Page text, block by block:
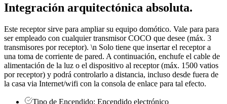
Integración arquitectónica absoluta.
Este receptor sirve para ampliar su equipo domótico. Vale para para
ser empleado con cualquier transmisor COCO que desee (máx. 3
transmisores por receptor). \n Solo tiene que insertar el receptor a
una toma de corriente de pared. A continuación, enchufe el cable de
alimentación de la luz o el dispositivo al receptor (máx. 1500 vatios
por receptor) y podrá controlarlo a distancia, incluso desde fuera de
la casa via Internet/wifi con la consola de enlace para tal efecto.
Tipo de Encendido: Encendido electrónico